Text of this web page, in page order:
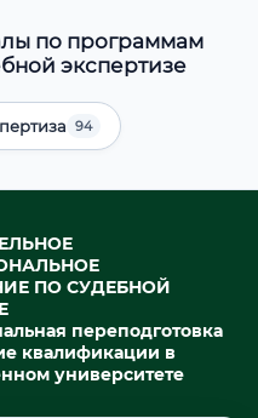
по программам
экспертизе
94
ПО СУДЕБНОЙ
переподготовка
квалификации в
университете